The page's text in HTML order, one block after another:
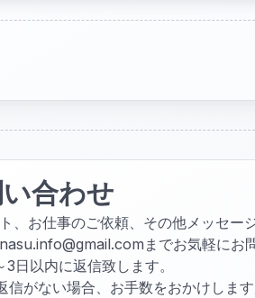
合わせ
、お仕事のご依頼、その他メッセー
までお気軽にお
日以内に返信致します。
信がない場合、お手数をおかけしま